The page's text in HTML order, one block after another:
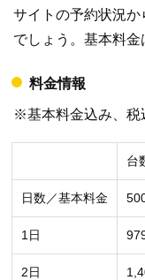
サイトの予約状況
でしょう。基本料金
料金情報
※基本料金込み、税
台
日数／基本料金
1日
2日